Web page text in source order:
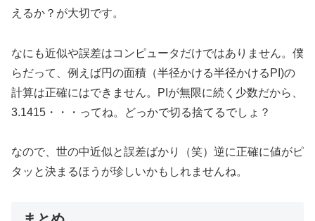
えるか？が大切です。
なにも近似や誤差はコンピュータだけではありません。僕
らだって、例えば円の面積（半径かける半径かけるPI)の
計算は正確にはできません。PIが無限に続く少数だから、
3.1415・・・ってね。どっかで切る捨てるでしょ？
なので、世の中近似と誤差ばかり（笑）逆に正確に値がピ
タッと決まるほうが珍しいかもしれませんね。